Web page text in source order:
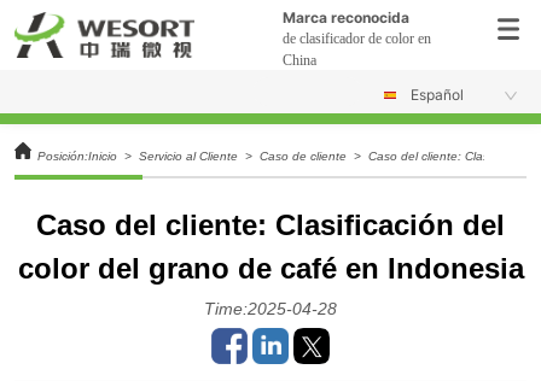
Marca reconocida
de clasificador de color en
China
Español
Posición:Inicio > Servicio al Cliente > Caso de cliente > Caso del cliente:
Caso del cliente: Clasificación del
color del grano de café en Indonesia
Time:2025-04-28